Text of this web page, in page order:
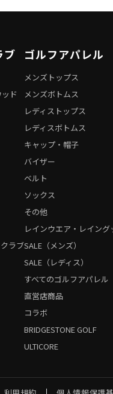
ブ
ド
ラブ
ゴルフアパレル
直営店商品
コラボ
BRIDGESTONE GOLF
ULTICORE
メンズトップス
メンズボトムス
レディストップス
レディスボトムス
キャップ・帽子
バイザー
ベルト
ソックス
その他
レインウエア・レイング
SALE（メンズ）
SALE（レディス）
すべてのゴルフアパレル